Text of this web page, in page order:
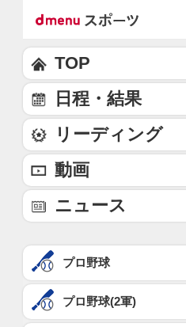
TOP
日程・結果
リーディング
動画
ニュース
プロ野球
プロ野球(2軍)